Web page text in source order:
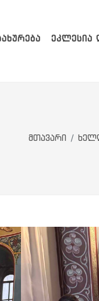
ᲔᲙᲚᲔᲡᲘᲐ
მთავარი